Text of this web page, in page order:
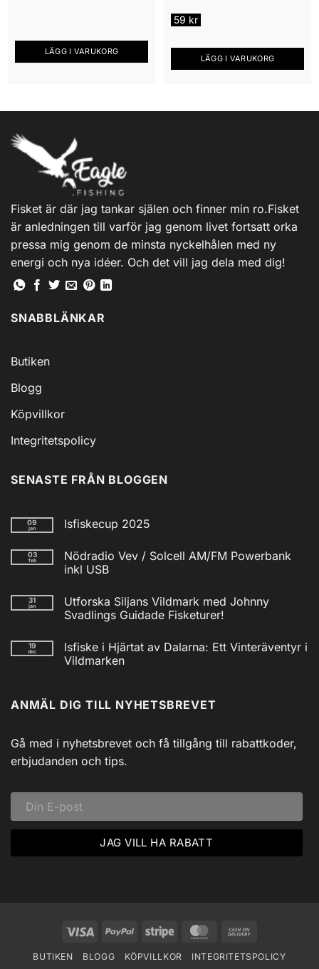
LÄGG I VARUKORG
59 kr
LÄGG I VARUKORG
Fisket är där jag tankar själen och finner min ro.Fisket
är anledningen till varför jag genom livet fortsatt orka
pressa mig genom de minsta nyckelhålen med ny
energi och nya idéer. Och det vill jag dela med dig!
SNABBLÄNKAR
Butiken
Blogg
Köpvillkor
Integritetspolicy
SENASTE FRÅN BLOGGEN
09
jan Isfiskecup 2025
till
Isfiskecup
2025
03
feb
Nödradio Vev / Solcell AM/FM Powerbank
inkl USB
till
Nödradio
Vev
AM/FM
Powerbank
inkl
31
jan
Utforska Siljans Vildmark med Johnny
Svadlings Guidade Fisketurer!
till
Utforska
Siljans
Svadlings
Guidade
19
dec
Isfiske i Hjärtat av Dalarna: Ett Vinteräventyr i
Vildmarken
Isfiske
i
Dalarna:
Ett
Vinteräventyr
i
ANMÄL DIG TILL NYHETSBREVET
Gå med i nyhetsbrevet och få tillgång till rabattkoder,
erbjudanden och tips.
Visa PayPal Stripe MasterCard
Delivery
BUTIKEN BLOGG KÖPVILLKOR INTEGRITETSPOLICY